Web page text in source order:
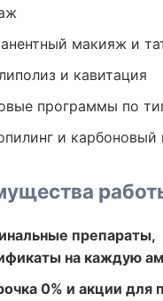
макияж и
и кавитация
программы по
и карбоновый
препараты,
на каждую
0% и акции для